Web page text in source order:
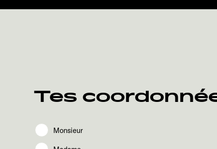
Tes
Monsieur